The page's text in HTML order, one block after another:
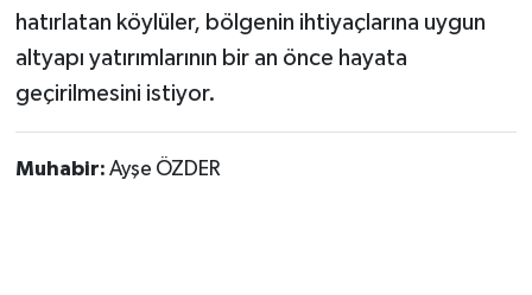
hatırlatan köylüler, bölgenin ihtiyaçlarına uygun
altyapı yatırımlarının bir an önce hayata
geçirilmesini istiyor.
Muhabir: Ayşe ÖZDER